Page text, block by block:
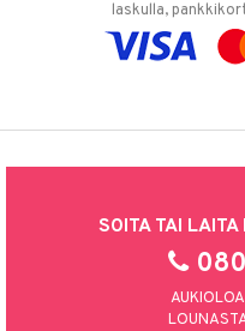
laskulla,
SOITA TAI